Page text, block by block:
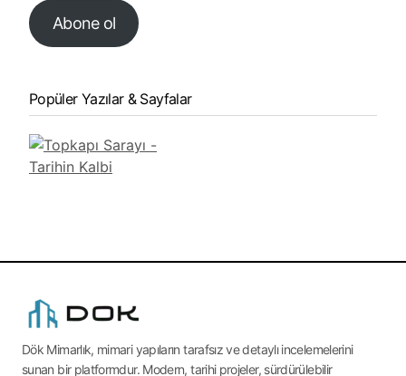
Abone ol
Popüler Yazılar & Sayfalar
Dök Mimarlık, mimari yapıların tarafsız ve detaylı incelemelerini
sunan bir platformdur. Modern, tarihi projeler, sürdürülebilir